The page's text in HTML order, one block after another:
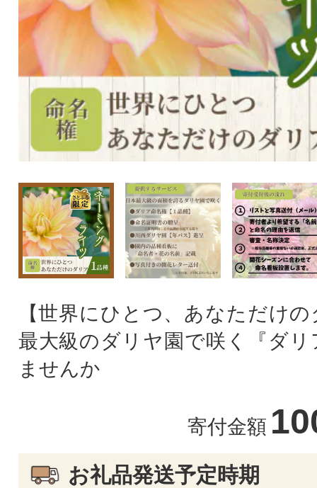
【世界にひとつ、あなただけ
最大級のダリヤ園で咲く『ダリ
ませんか
寄付金額
お礼品発送予定時期